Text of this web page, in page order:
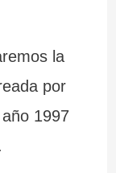
la
por
1997